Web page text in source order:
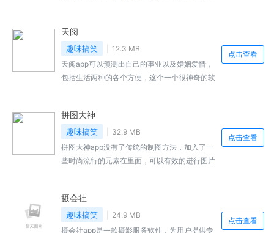
感，软件结合了书法的艺术，非常的有自己的创
意，大家对于这款软件还有什么不了解的，就看
看下面小编相关的介绍
天阅
趣味搞笑
12.3 MB
天阅app可以预测出自己的事业以及婚姻爱情，
包括生活两种的各个方便，这个一个很神奇的软
以及各种的运气，大家对于这款软件还有什么不
了解的地方，就看看下面小编给大家带来的相关
介绍吧
点击查看
拼图大神
趣味搞笑
32.9 MB
拼图大神app没有了传统的制图方法，加入了一
些时尚流行的元素在里面，可以有效的进行图片
就能制作出自己喜欢的图片，大家对于这款软件
还有什么不了解的，就看看下面小编的相关介绍
吧
点击查看
摄会社
趣味搞笑
24.9 MB
摄会社app是一款摄影服务软件，为用户提供专
点击查看